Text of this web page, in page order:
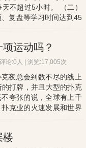
不超过5小时。 （二）
复盘等学习时间达到45
三）休息时间 ...
运动吗？
评论:0人 | 浏览:17,005次
夜总会到数不尽的线上
打牌，并且大型的扑克
夸张的说，全球有上千
克业的火速发展和世界
拉斯维加斯举办的扑克
楼